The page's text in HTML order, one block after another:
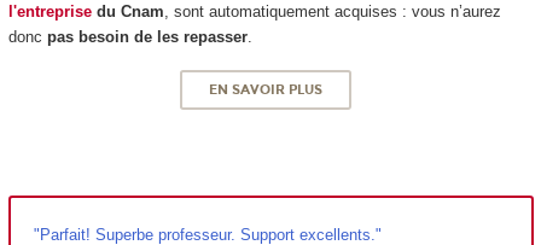
l'entreprisedu Cnam , sont automatiquement acquises : vous n’aurez
donc pas besoin de les repasser.
EN SAVOIR PLUS
"Parfait! Superbe professeur. Support excellents."